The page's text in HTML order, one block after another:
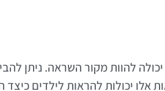
להוות מקור השראה. ניתן
אלו יכולות להראות לילדים